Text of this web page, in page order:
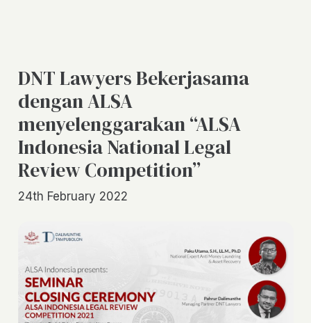
DNT Lawyers Bekerjasama
dengan ALSA
menyelenggarakan “ALSA
Indonesia National Legal
Review Competition”
24th February 2022